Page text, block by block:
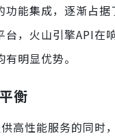
功能集成，逐渐占
台，火山引擎API在
明显优势。
衡
高性能服务的同时